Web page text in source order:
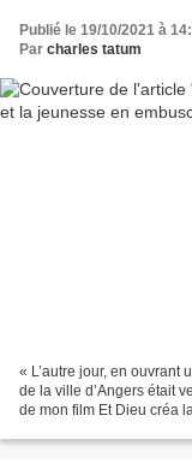
Publié le 19/10/2021 à
Par charles tatum
« L’autre jour, en ouvrant
de la ville d’Angers était
de mon film Et Dieu créa